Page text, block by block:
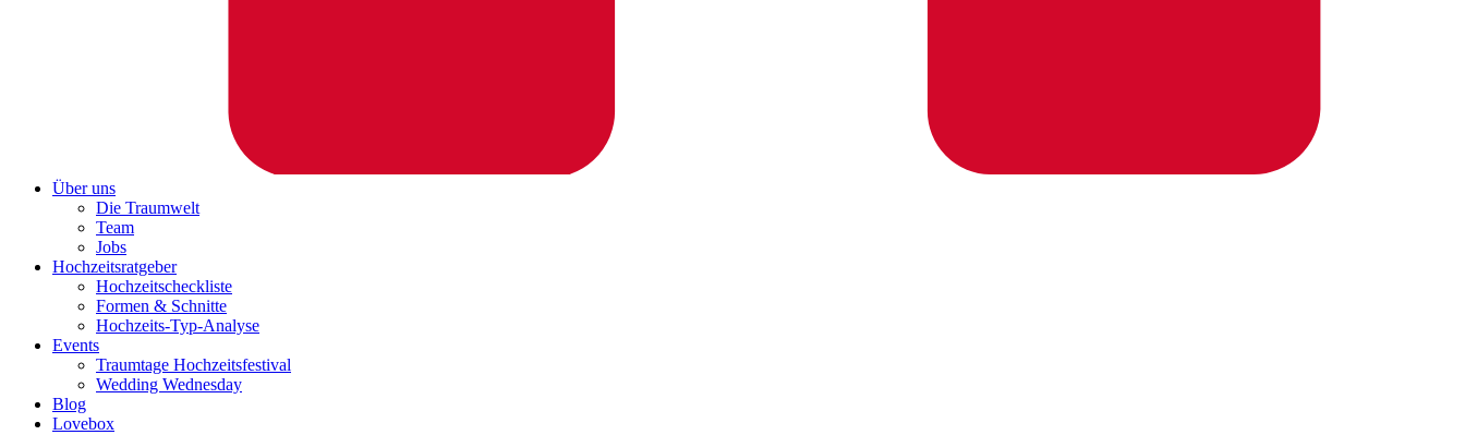
Über uns
Die Traumwelt
Team
Jobs
Hochzeitsratgeber
Hochzeitscheckliste
Formen & Schnitte
Hochzeits-Typ-Analyse
Events
Traumtage Hochzeitsfestival
Wedding Wednesday
Blog
Lovebox